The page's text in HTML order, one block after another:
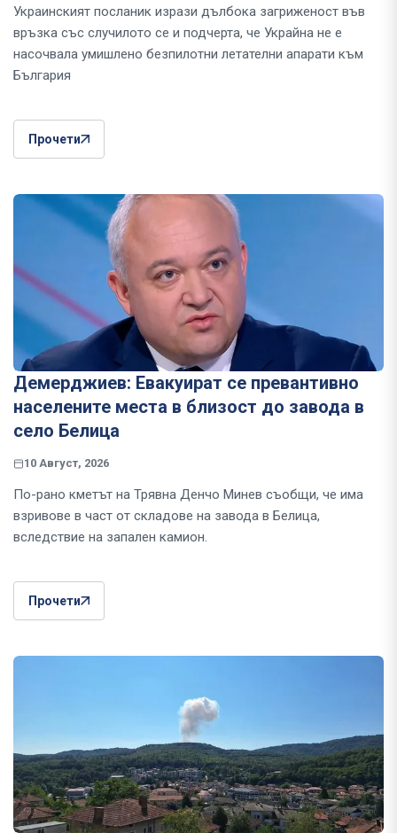
Украинският посланик изрази дълбока загриженост във
връзка със случилото се и подчерта, че Украйна не е
насочвала умишлено безпилотни летателни апарати към
България
Прочети
Демерджиев: Евакуират се превантивно
населените места в близост до завода в
село Белица
10 Август, 2026
По-рано кметът на Трявна Денчо Минев съобщи, че има
взривове в част от складове на завода в Белица,
вследствие на запален камион.
Прочети